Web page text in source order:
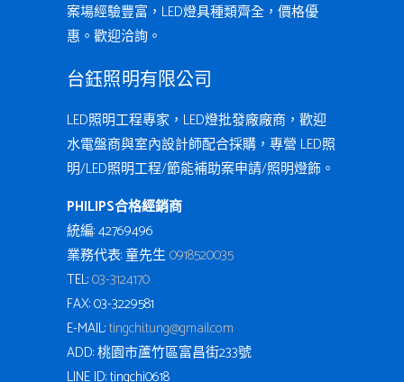
案場經驗豐富，LED燈具種類齊全，價格優
惠。歡迎洽詢。
台鈺照明有限公司
LED照明工程專家，LED燈批發廠廠商，歡迎
水電盤商與室內設計師配合採購，專營 LED照
明/LED照明工程/節能補助案申請/照明燈飾。
PHILIPS合格經銷商
統編: 42769496
業務代表: 童先生0918520035
TEL:03-3124170
FAX: 03-3229581
E-MAIL:tingchi.tung@gmail.com
ADD: 桃園市蘆竹區富昌街233號
LINE ID: tingchi0618